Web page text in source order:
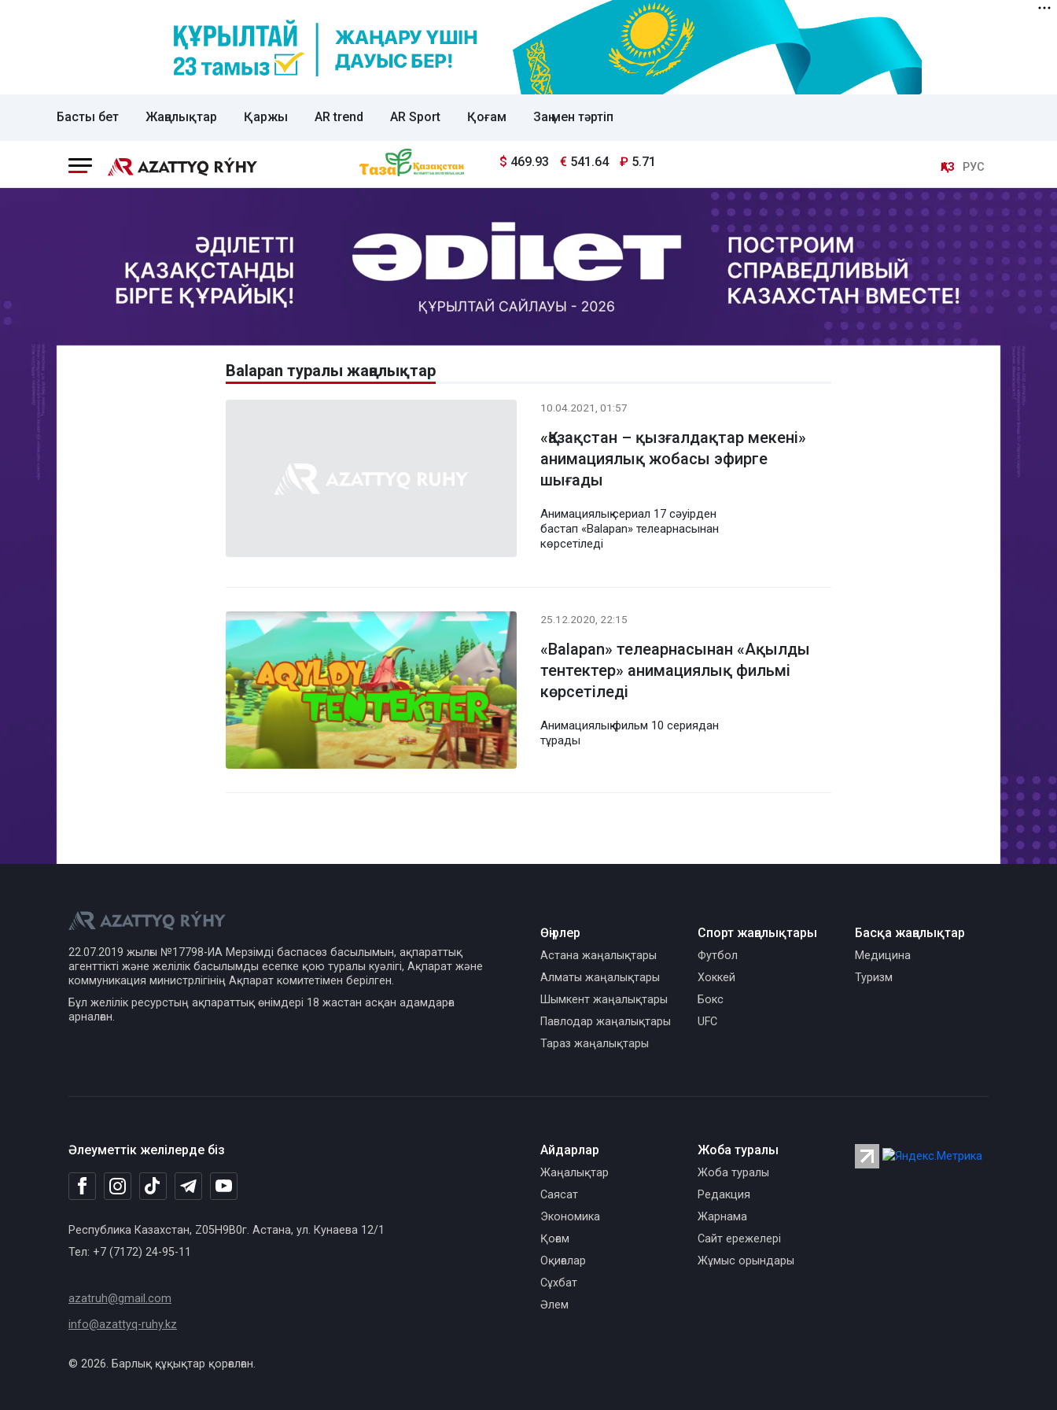
Басты бет Жаңалықтар Қаржы AR trend AR Sport Қоғам Заң мен тәртіп
$ 469.93 € 541.64 ₽ 5.71 ҚАЗ РУС
Balapan туралы жаңалықтар
10.04.2021, 01:57
«Қазақстан – қызғалдақтар мекені»
анимациялық жобасы эфирге
шығады
Анимациялық сериал 17 сәуірден
бастап «Balapan» телеарнасынан
көрсетіледі
25.12.2020, 22:15
«Balapan» телеарнасынан «Ақылды
тентектер» анимациялық фильмі
көрсетіледі
Анимациялық фильм 10 сериядан
тұрады
22.07.2019 жылғы №17798-ИА Мерзімді баспасөз басылымын, ақпараттық
агенттікті және желілік басылымды есепке қою туралы куәлігі, Ақпарат және
коммуникация министрлігінің Ақпарат комитетімен берілген.
Бұл желілік ресурстың ақпараттық өнімдері 18 жастан асқан адамдарға
арналған.
Өңірлер
Астана жаңалықтары
Алматы жаңалықтары
Шымкент жаңалықтары
Павлодар жаңалықтары
Тараз жаңалықтары
Спорт жаңалықтары
Футбол
Хоккей
Бокс
UFC
Басқа жаңалықтар
Медицина
Туризм
Әлеуметтік желілерде біз
Республика Казахстан, Z05H9B0г. Астана, ул. Кунаева 12/1
Тел: +7 (7172) 24-95-11
azatruh@gmail.com
info@azattyq-ruhy.kz
Айдарлар
Жаңалықтар
Саясат
Экономика
Қоғам
Оқиғалар
Сұхбат
Әлем
Жоба туралы
Жоба туралы
Редакция
Жарнама
Сайт ережелері
Жұмыс орындары
© 2026. Барлық құқықтар қорғалған.